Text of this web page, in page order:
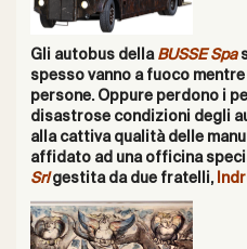
Gli autobus della BUSSE Spa
spesso vanno a fuoco
persone. Oppure perdono i
disastrose condizioni degli
alla cattiva qualità delle
affidato ad una officina
Srlgestita da due fratelli,